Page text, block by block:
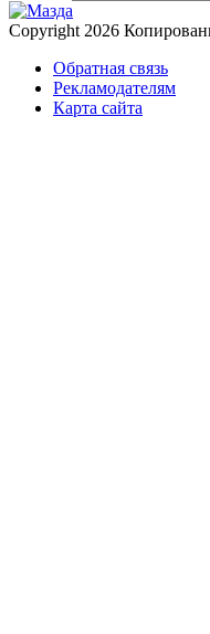
Copyright 2026
Обратная связь
Рекламодателям
Карта сайта